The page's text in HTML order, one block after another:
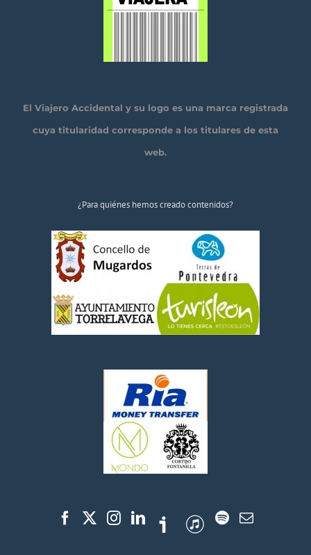
El Viajero Accidental y su logo es una marca registrada
cuya titularidad corresponde a los titulares de esta
web.
¿Para quiénes hemos creado contenidos?